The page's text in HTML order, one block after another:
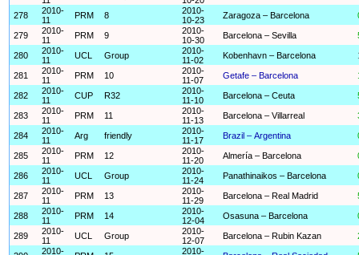
278
2010-
11
PRM 8
2010-
10-23
Zaragoza – Barcelona
279
2010-
11
PRM 9
2010-
10-30
Barcelona – Sevilla
280
2010-
11
UCL Group
2010-
11-02
Kobenhavn – Barcelona
281
2010-
11
PRM 10
2010-
11-07
Getafe – Barcelona
282
2010-
11
CUP R32
2010-
11-10
Barcelona – Ceuta
283
2010-
11
PRM 11
2010-
11-13
Barcelona – Villarreal
284
2010-
11
Arg friendly
2010-
11-17
Brazil – Argentina
285
2010-
11
PRM 12
2010-
11-20
Almería – Barcelona
286
2010-
11
UCL Group
2010-
11-24
Panathinaikos – Barcelona
287
2010-
11
PRM 13
2010-
11-29
Barcelona – Real Madrid
288
2010-
11
PRM 14
2010-
12-04
Osasuna – Barcelona
289
2010-
11
UCL Group
2010-
12-07
Barcelona – Rubin Kazan
2010-
2010-